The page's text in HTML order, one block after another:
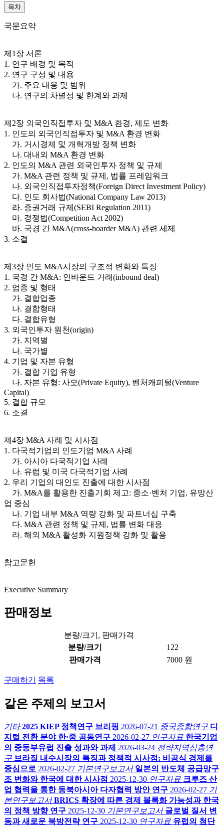
목차
국문요약
제1장 서론
1. 연구 배경 및 목적
2. 연구 구성 및 내용
가. 주요 내용 및 범위
나. 연구의 차별성 및 한계와 과제
제2장 외국인직접투자 및 M&A 환경, 제도 변화
1. 인도의 외국인직접투자 및 M&A 환경 변화
가. 거시경제 및 개혁개방 정책 변화
나. 대내외 M&A 환경 변화
2. 인도의 M&A 관련 외국인투자 정책 및 규제
가. M&A 관련 정책 및 규제, 법률 프레임워크
나. 외국인직접투자정책(Foreign Direct Investment Policy)
다. 인도 회사법(National Company Law 2013)
라. 증권거래 규제(SEBI Regulation 2011)
마. 경쟁법(Competition Act 2002)
바. 국경 간 M&A(cross-boarder M&A) 관련 세제
3. 소결
제3장 인도 M&A시장의 구조적 변화와 특징
1. 국경 간 M&A: 인바운드 거래(inbound deal)
2. 업종 및 형태
가. 결합업종
나. 결합형태
다. 결합유형
3. 외국인투자 원천(origin)
가. 지역별
나. 국가별
4. 기업 및 자본 유형
가. 결합 기업 유형
나. 자본 유형: 사모(Private Equity), 벤처캐피털(Venture
Capital)
5. 결합 규모
6. 소결
제4장 M&A 사례 및 시사점
1. 다국적기업의 인도기업 M&A 사례
가. 아시아 다국적기업 사례
나. 유럽 및 미국 다국적기업 사례
2. 우리 기업의 대인도 진출에 대한 시사점
가. M&A를 활용한 진출기회 제고: 중소·벤처 기업, 유망산
업 중심
나. 기업 내부 M&A 역량 강화 및 파트너십 구축
다. M&A 관련 정책 및 규제, 법률 변화 대응
라. 해외 M&A 활성화 지원정책 강화 및 활용
참고문헌
Executive Summary
판매정보
분량/크기, 판매가격
분량/크기
122
판매가격
7000 원
구매하기 목록
같은 주제의 보고서
기타 2025 KIEP 정책연구 브리핑 2026-07-21 중국종합연구 디
지털 전환 분야 한·중 공동연구 2026-02-27 연구자료 한국기업
의 중동부유럽 진출 성과와 과제
2026-03-24 전략지역심층연
구 브라질 내수시장의 특징과 정책적 시사점: 비공식 경제를
중심으로 2026-02-27 기본연구보고서 일본의 반도체 공급망구
조 변화와 한국에 대한 시사점 2025-12-30 연구자료 크루즈 산
업 협력을 통한 동북아시아 다자협력 방안 연구 2026-02-27 기
본연구보고서 BRICS 확장에 따른 경제 블록화 가능성과 한국
의 정책 방향 연구 2025-12-30 기본연구보고서 글로벌 질서 변
동과 새로운 북방전략 연구 2025-12-30 연구자료 유럽의 첨단